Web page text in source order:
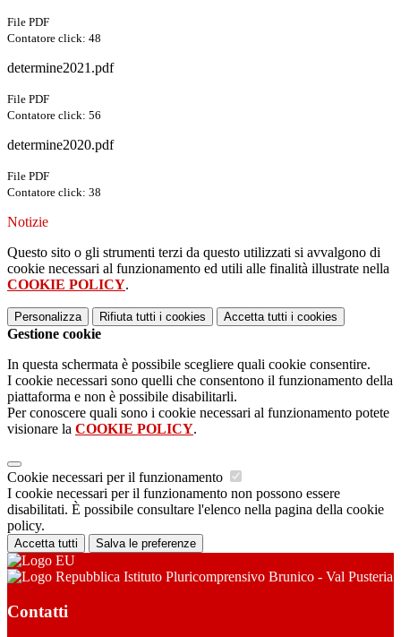
File PDF
Contatore click: 48
determine2021.pdf
File PDF
Contatore click: 56
determine2020.pdf
File PDF
Contatore click: 38
Notizie
Questo sito o gli strumenti terzi da questo utilizzati si avvalgono di
cookie necessari al funzionamento ed utili alle finalità illustrate nella
COOKIE POLICY.
Personalizza Rifiuta tutti i cookies Accetta tutti i cookies
Gestione cookie
In questa schermata è possibile scegliere quali cookie consentire.
I cookie necessari sono quelli che consentono il funzionamento della
piattaforma e non è possibile disabilitarli.
Per conoscere quali sono i cookie necessari al funzionamento potete
visionare la COOKIE POLICY.
Cookie necessari per il funzionamento
I cookie necessari per il funzionamento non possono essere
disabilitati. È possibile consultare l'elenco nella pagina della cookie
policy.
Accetta tutti Salva le preferenze
Istituto Pluricomprensivo Brunico - Val Pusteria
Contatti